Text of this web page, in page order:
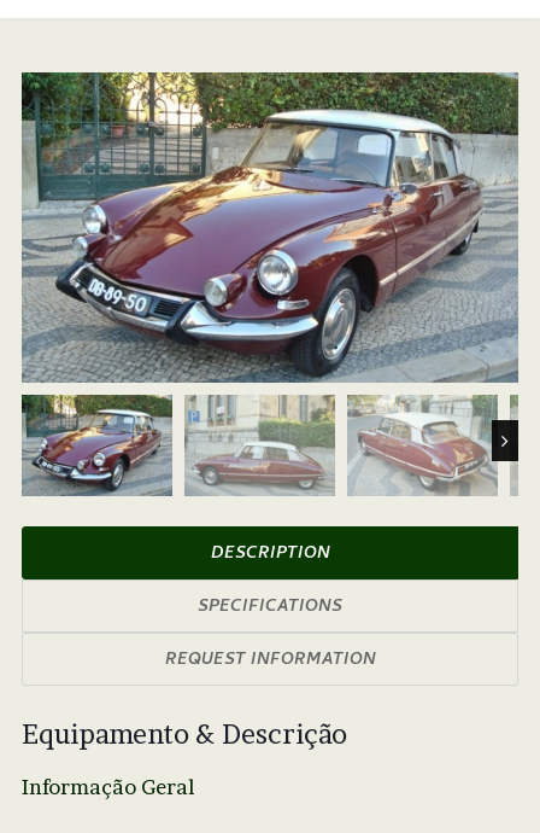
Next
DESCRIPTION
SPECIFICATIONS
REQUEST INFORMATION
Equipamento & Descrição
Informação Geral